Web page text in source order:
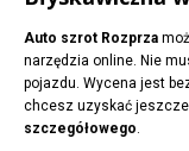
Auto szrot Rozprza
narzędzia online. Nie
pojazdu. Wycena jest
chcesz uzyskać
szczegółowego.